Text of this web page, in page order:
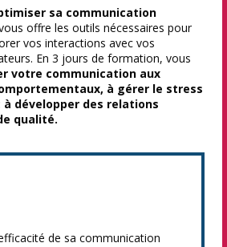
sa communication
offre les outils nécessaires pour
vos interactions avec vos
En 3 jours de formation, vous
votre communication aux
à gérer le stress
développer des relations
qualité.
de sa communication